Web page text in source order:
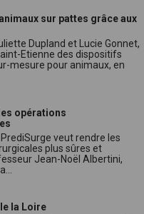
sur pattes grâce aux
Dupland et Lucie Gonnet,
Etienne des dispositifs
mesure pour animaux, en
opérations
veut rendre les
plus sûres et
Jean-Noël Albertini,
la Loire